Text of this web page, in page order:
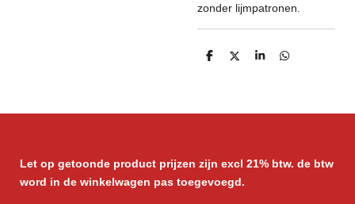
zonder lijmpatronen.
D
D
S
D
Let op getoonde product prijzen zijn excl 21% btw. de btw
word in de winkelwagen pas toegevoegd.